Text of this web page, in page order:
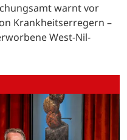
warnt vor
Krankheitserregern –
West-Nil-